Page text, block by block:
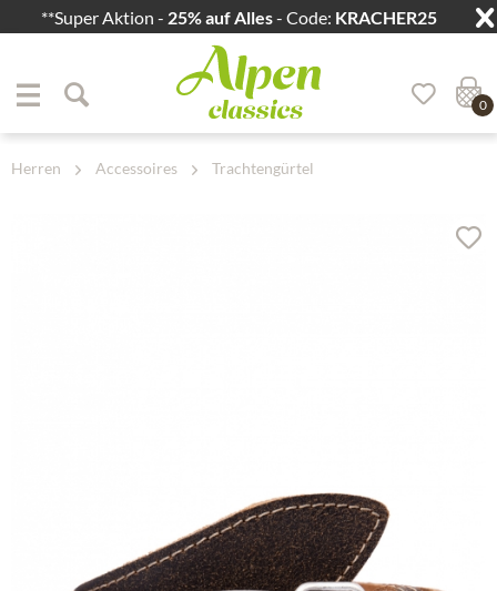
**Super Aktion - 25% auf Alles- Code: KRACHER25
Zum Hauptbereich springen
0
Herren Accessoires Trachtengürtel